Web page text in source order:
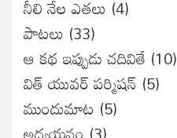
నీలి నేల ఎతలు (4)
పాటలు (33)
ఆ కథ ఇప్పుడు చదివితే (10)
విత్ యువర్ పర్మిషన్ (5)
ముందుమాట (5)